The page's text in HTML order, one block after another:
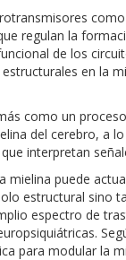
regulan la
de los
en la
como un
del cerebro, a
interpretan
puede
estructural sino
espectro de
para modular la